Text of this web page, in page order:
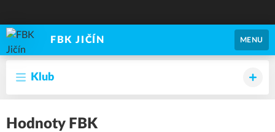
FBK JIČÍN MENU
Klub
Hodnoty FBK